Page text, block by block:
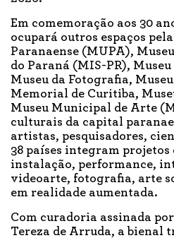
Em comemoração aos 30
ocupará outros espaços
Paranaense (MUPA),
do Paraná (MIS-PR),
Museu da Fotografia,
Memorial de Curitiba,
Museu Municipal de Arte
culturais da capital
artistas, pesquisadores,
38 países integram
instalação, performance,
videoarte, fotografia, arte
em realidade aumentada.
Com curadoria assinada
Tereza de Arruda, a bienal